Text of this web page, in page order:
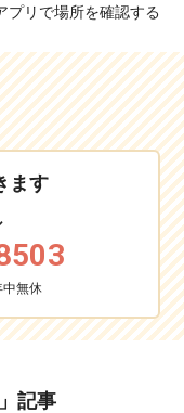
プリで場所を確認する
ます
無休
記事